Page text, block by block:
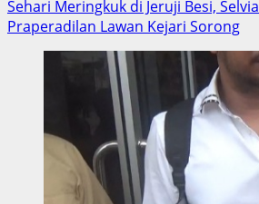
more
about
Prosedur
dan
Cacat, Forum
Lintas
Parpol
Tetap
Sehari Meringkuk di Jeruji Besi,
Praperadilan Lawan Kejari Sorong